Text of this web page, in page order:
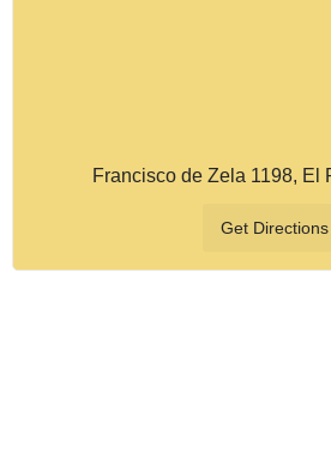
Francisco de Zela 1198, El
Get Directions